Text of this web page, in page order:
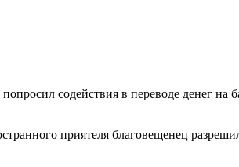
содействия в переводе денег на
приятеля благовещенец